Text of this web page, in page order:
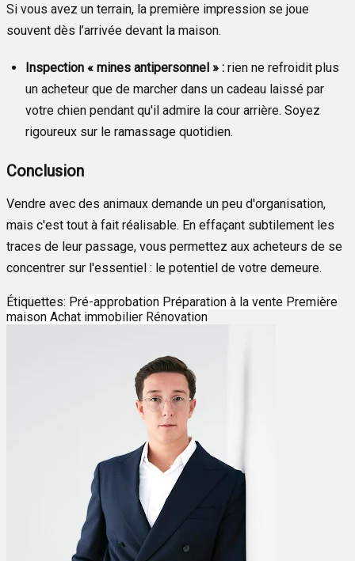
Si vous avez un terrain, la première impression se joue
souvent dès l’arrivée devant la maison.
Inspection « mines antipersonnel » : rien ne refroidit plus
un acheteur que de marcher dans un cadeau laissé par
votre chien pendant qu'il admire la cour arrière. Soyez
rigoureux sur le ramassage quotidien.
Conclusion
Vendre avec des animaux demande un peu d'organisation,
mais c'est tout à fait réalisable. En effaçant subtilement les
traces de leur passage, vous permettez aux acheteurs de se
concentrer sur l'essentiel : le potentiel de votre demeure.
Étiquettes: Pré-approbation Préparation à la vente Première
maison Achat immobilier Rénovation